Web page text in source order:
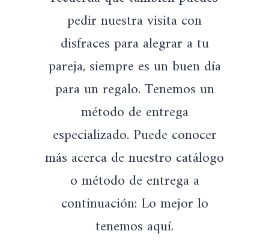
pedir nuestra visita con
disfraces para alegrar a tu
pareja, siempre es un buen día
para un regalo. Tenemos un
método de entrega
especializado. Puede conocer
más acerca de nuestro catálogo
o método de entrega a
continuación: Lo mejor lo
tenemos aquí.